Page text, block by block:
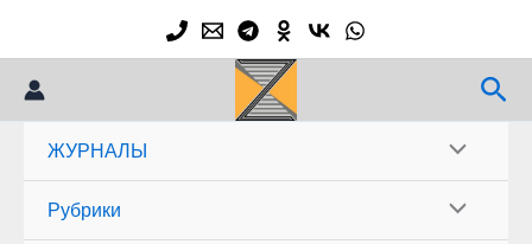
содержимому
ЖУРНАЛЫ
Рубрики